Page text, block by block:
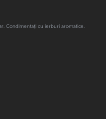
Condimentați cu ierburi aromatice.